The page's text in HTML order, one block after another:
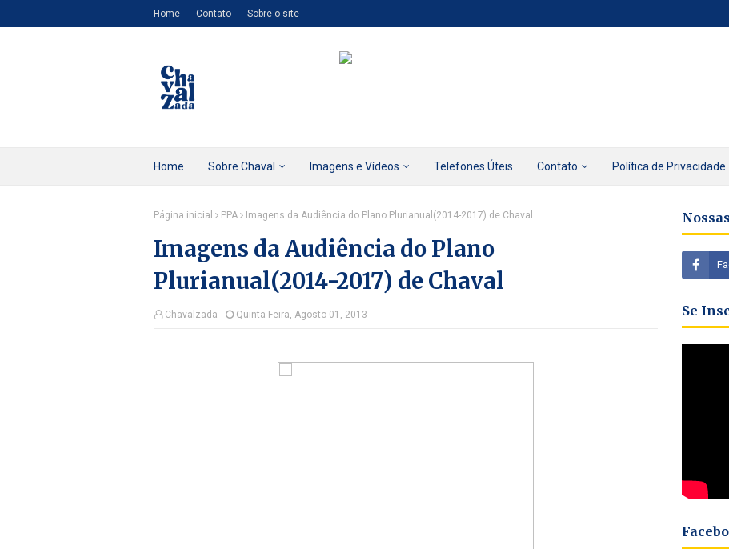
Home Contato Sobre o site
Home Sobre Chaval Imagens e Vídeos Telefones Úteis Contato Política de Privacidade
Página inicial PPA Imagens da Audiência do Plano Plurianual(2014-2017) de Chaval
Imagens da Audiência do Plano
Plurianual(2014-2017) de Chaval
Chavalzada Quinta-Feira, Agosto 01, 2013 Se